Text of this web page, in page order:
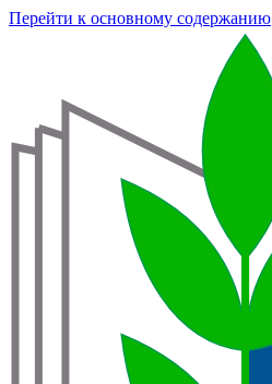
Перейти к основному содержанию